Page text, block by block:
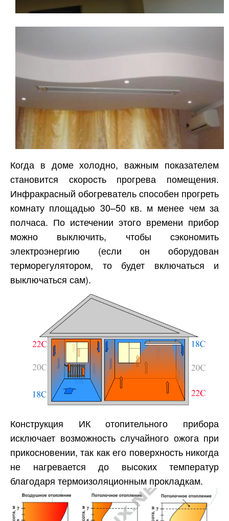
Когда в доме холодно, важным показателем
становится скорость прогрева помещения.
Инфракрасный обогреватель способен прогреть
комнату площадью 30–50 кв. м менее чем за
полчаса. По истечении этого времени прибор
можно выключить, чтобы сэкономить
электроэнергию (если он оборудован
терморегулятором, то будет включаться и
выключаться сам).
Конструкция ИК отопительного прибора
исключает возможность случайного ожога при
прикосновении, так как его поверхность никогда
не нагревается до высоких температур
благодаря термоизоляционным прокладкам.